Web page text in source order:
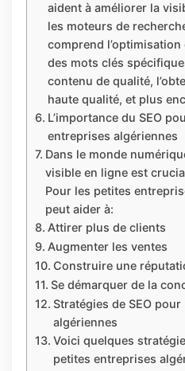
aident à améliorer la
les moteurs de
comprend
des mots clés
contenu de qualité,
haute qualité, et plus
L’importance du SEO
entreprises algériennes
Dans le monde
visible en ligne est
Pour les petites
peut aider à:
Attirer plus de clients
Augmenter les ventes
Construire une
Se démarquer de la
Stratégies de SEO
algériennes
Voici quelques
petites entreprises